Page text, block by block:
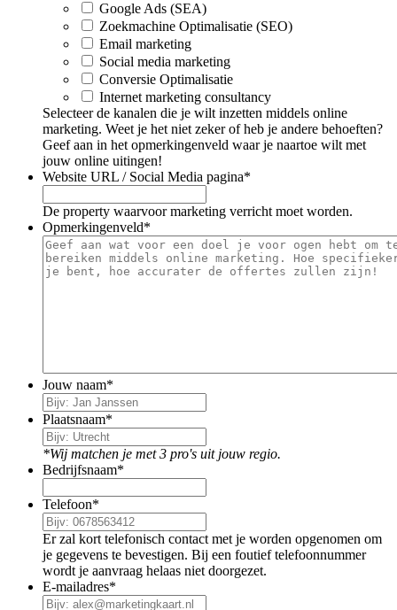
Google Ads (SEA)
Zoekmachine Optimalisatie (SEO)
Email marketing
Social media marketing
Conversie Optimalisatie
Internet marketing consultancy
Selecteer de kanalen die je wilt inzetten middels online
marketing. Weet je het niet zeker of heb je andere behoeften?
Geef aan in het opmerkingenveld waar je naartoe wilt met
jouw online uitingen!
Website URL / Social Media pagina*
De property waarvoor marketing verricht moet worden.
Opmerkingenveld*
Jouw naam*
Plaatsnaam*
*Wij matchen je met 3 pro's uit jouw regio.
Bedrijfsnaam*
Telefoon*
Er zal kort telefonisch contact met je worden opgenomen om
je gegevens te bevestigen. Bij een foutief telefoonnummer
wordt je aanvraag helaas niet doorgezet.
E-mailadres*